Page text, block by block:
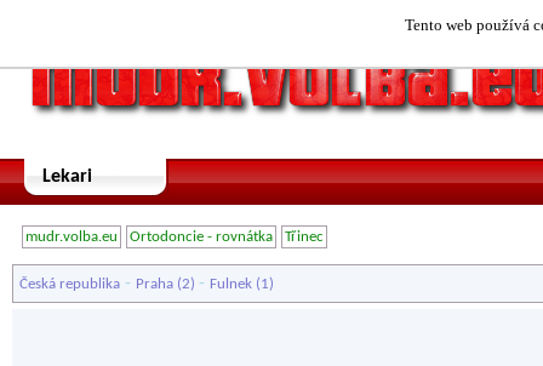
Tento web používá
Lekari
mudr.volba.eu Ortodoncie - rovnátka Třinec
Česká republika - Praha (2) - Fulnek (1)